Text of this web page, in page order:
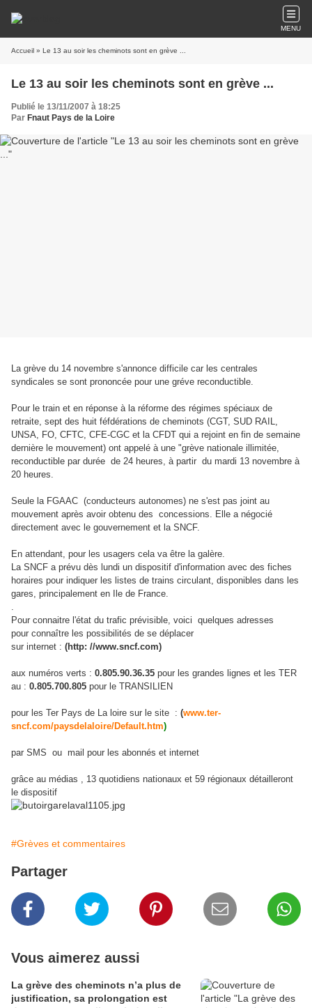
MENU
Accueil » Le 13 au soir les cheminots sont en grève ...
Le 13 au soir les cheminots sont en grève ...
Publié le 13/11/2007 à 18:25
Par Fnaut Pays de la Loire
La grève du 14 novembre s'annonce difficile car les centrales
syndicales se sont prononcée pour une gréve reconductible.
Pour le train et en réponse à la réforme des régimes spéciaux de
retraite, sept des huit féfdérations de cheminots (CGT, SUD RAIL,
UNSA, FO, CFTC, CFE-CGC et la CFDT qui a rejoint en fin de semaine
dernière le mouvement) ont appelé à une "grève nationale illimitée,
reconductible par durée de 24 heures, à partir du mardi 13 novembre à
20 heures.
Seule la FGAAC (conducteurs autonomes) ne s'est pas joint au
mouvement après avoir obtenu des concessions. Elle a négocié
directement avec le gouvernement et la SNCF.
En attendant, pour les usagers cela va être la galère.
La SNCF a prévu dès lundi un dispositif d'information avec des fiches
horaires pour indiquer les listes de trains circulant, disponibles dans les
gares, principalement en Ile de France.
.
Pour connaitre l'état du trafic prévisible, voici quelques adresses
pour connaître les possibilités de se déplacer
sur internet : (http: //www.sncf.com)
aux numéros verts : 0.805.90.36.35 pour les grandes lignes et les TER
au : 0.805.700.805 pour le TRANSILIEN
pour les Ter Pays de La loire sur le site : (www.ter-
sncf.com/paysdelaloire/Default.htm)
par SMS ou mail pour les abonnés et internet
grâce au médias , 13 quotidiens nationaux et 59 régionaux détailleront
le dispositif
#Grèves et commentaires
Partager
Vous aimerez aussi
La grève des cheminots n’a plus de
justification, sa prolongation est